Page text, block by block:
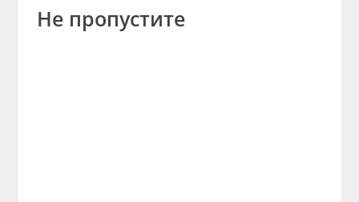
Не пропустите